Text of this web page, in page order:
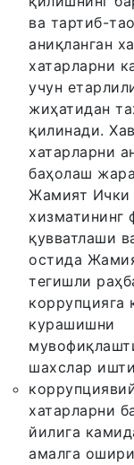
ва тартиб-
аниқланган
хатарларни
учун
жиҳатидан
қилинади.
хатарларни
баҳолаш
Жамият Ички
хизматининг
қувватлаши
остида
тегишли
коррупцияга
курашишни
шахслар
хатарларни
йилига
амалга